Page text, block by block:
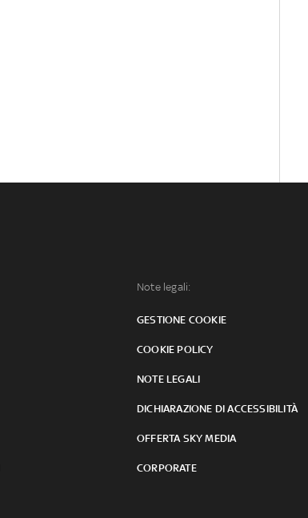
Note legali:
GESTIONE COOKIE
COOKIE POLICY
NOTE LEGALI
DICHIARAZIONE DI ACCESSIBILITÀ
OFFERTA SKY MEDIA
CORPORATE